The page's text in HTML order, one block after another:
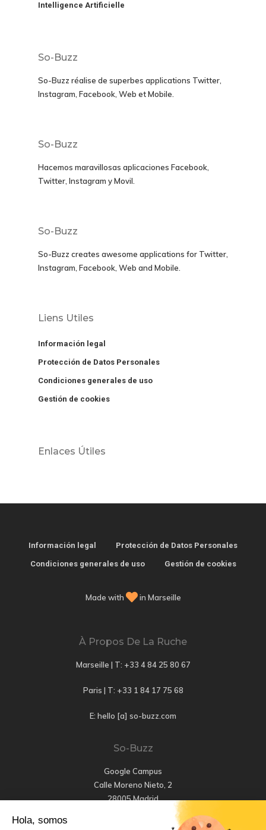
Hola, somos
Intelligence Artificielle
So-Buzz
So-Buzz réalise de superbes applications Twitter,
Instagram, Facebook, Web et Mobile.
So-Buzz
Hacemos maravillosas aplicaciones Facebook,
Twitter, Instagram y Movil
So-Buzz
So-Buzz creates awesome applications for Twitter,
Instagram, Facebook, Web and Mobile.
Liens Utiles
Información legal
Protección de Datos Personales
Condiciones generales de uso
Gestión de cookies
Enlaces Útiles
Información legal Protección de Datos Personales
Condiciones generales de uso Gestión de cookies
Made with in Marseille
À Propos De La Ruche
Marseille | T: +33 4 84 25 80 67
Paris | T: +33 1 84 17 75 68
E: hello [a] so-buzz.com
So-Buzz
Google Campus
Calle Moreno Nieto, 2
28005 Madrid